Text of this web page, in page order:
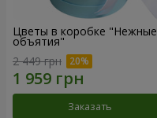
Цветы в коробке "Нежные
объятия"
2 449 грн
Заказать